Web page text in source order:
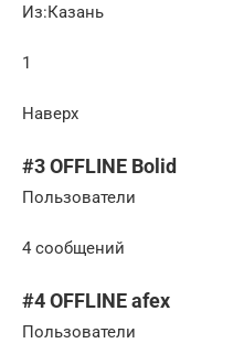
Из:Казань
1
Наверх
#3 OFFLINE Bolid
Пользователи
4 сообщений
#4 OFFLINE afex
Пользователи